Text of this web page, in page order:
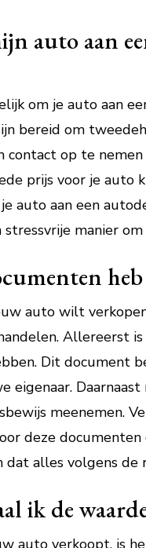
auto aan
om je auto aan
bereid om
contact op te
prijs voor je auto
auto aan een
stressvrije manier
auto wilt
Allereerst
Dit document
eigenaar.
meenemen.
deze
dat alles volgens de
ik de
auto verkoopt, is